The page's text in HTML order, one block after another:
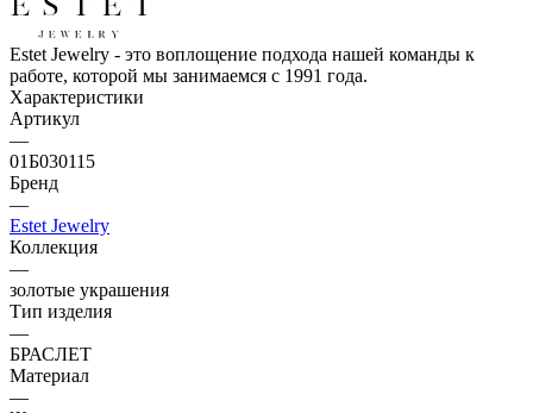
Estet Jewelry - это воплощение подхода нашей команды к
работе, которой мы занимаемся с 1991 года.
Характеристики
Артикул
—
01Б030115
Бренд
—
Estet Jewelry
Коллекция
—
золотые украшения
Тип изделия
—
БРАСЛЕТ
Материал
—